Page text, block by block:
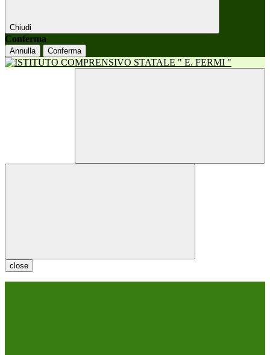
Chiudi
Conferma
Annulla Conferma
close